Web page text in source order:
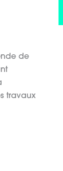
de
travaux